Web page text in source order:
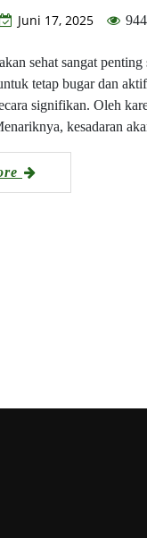
Juni 17, 2025 944
sehat sangat
tetap bugar dan
signifikan. Oleh
kesadaran